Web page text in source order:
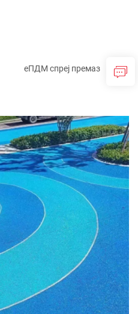
еПДМ спреј премаз